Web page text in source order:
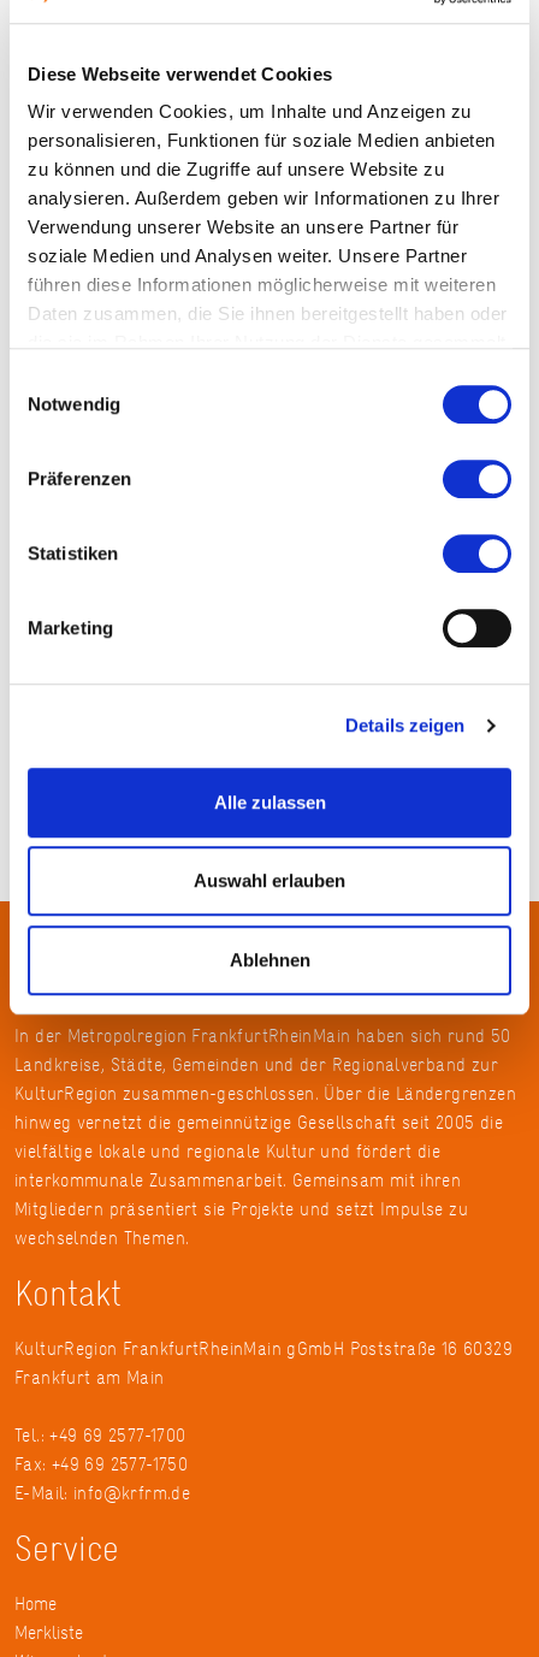
Diese Webseite verwendet Cookies
Wir verwenden Cookies, um Inhalte und Anzeigen zu
personalisieren, Funktionen für soziale Medien anbieten
zu können und die Zugriffe auf unsere Website zu
analysieren. Außerdem geben wir Informationen zu Ihrer
Verwendung unserer Website an unsere Partner für
soziale Medien und Analysen weiter. Unsere Partner
führen diese Informationen möglicherweise mit weiteren
Daten zusammen, die Sie ihnen bereitgestellt haben oder
Notwendig
Präferenzen
Statistiken
Marketing
Details zeigen
Alle zulassen
Auswahl erlauben
Ablehnen
am Rhein
Veranstaltungstyp:Workshop
Kosten und Anmeldung
Ort und Anfahrt
Veranstaltet von
Umweltbildungszentrum Schatzinsel Kühkopf © Kristof Lemp
Über uns
In der Metropolregion FrankfurtRheinMain haben sich rund 50
Landkreise, Städte, Gemeinden und der Regionalverband zur
KulturRegion zusammen-geschlossen. Über die Ländergrenzen
hinweg vernetzt die gemeinnützige Gesellschaft seit 2005 die
vielfältige lokale und regionale Kultur und fördert die
interkommunale Zusammenarbeit. Gemeinsam mit ihren
Mitgliedern präsentiert sie Projekte und setzt Impulse zu
wechselnden Themen.
Kontakt
KulturRegion FrankfurtRheinMain gGmbH Poststraße 16 60329
Frankfurt am Main
Tel.: +49 69 2577-1700
Fax: +49 69 2577-1750
E-Mail: info@krfrm.de
Service
Home
Merkliste